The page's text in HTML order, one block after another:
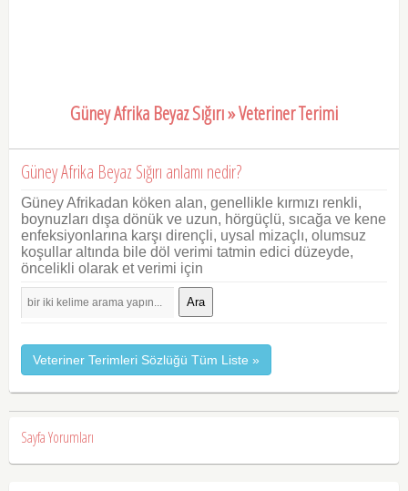
Güney Afrika Beyaz Sığırı » Veteriner Terimi
Güney Afrika Beyaz Sığırı anlamı nedir?
Güney Afrikadan köken alan, genellikle kırmızı renkli,
boynuzları dışa dönük ve uzun, hörgüçlü, sıcağa ve kene
enfeksiyonlarına karşı dirençli, uysal mizaçlı, olumsuz
koşullar altında bile döl verimi tatmin edici düzeyde,
öncelikli olarak et verimi için
Ara
Veteriner Terimleri Sözlüğü Tüm Liste »
Sayfa Yorumları